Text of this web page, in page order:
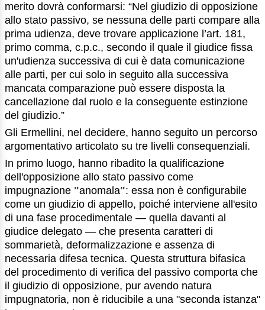
merito dovrà conformarsi: “Nel giudizio di opposizione
allo stato passivo, se nessuna delle parti compare alla
prima udienza, deve trovare applicazione l’art. 181,
primo comma, c.p.c., secondo il quale il giudice fissa
un'udienza successiva di cui è data comunicazione
alle parti, per cui solo in seguito alla successiva
mancata comparazione può essere disposta la
cancellazione dal ruolo e la conseguente estinzione
del giudizio.”
Gli Ermellini, nel decidere, hanno seguito un percorso
argomentativo articolato su tre livelli consequenziali.
In primo luogo, hanno ribadito la qualificazione
dell'opposizione allo stato passivo come
impugnazione "anomala": essa non è configurabile
come un giudizio di appello, poiché interviene all'esito
di una fase procedimentale — quella davanti al
giudice delegato — che presenta caratteri di
sommarietà, deformalizzazione e assenza di
necessaria difesa tecnica. Questa struttura bifasica
del procedimento di verifica del passivo comporta che
il giudizio di opposizione, pur avendo natura
impugnatoria, non è riducibile a una "seconda istanza"